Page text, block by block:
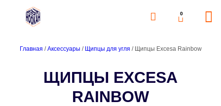
0
Главная /Аксессуары / Щипцы для угля / Щипцы Excesa Rainbow
ЩИПЦЫ EXCESA
RAINBOW